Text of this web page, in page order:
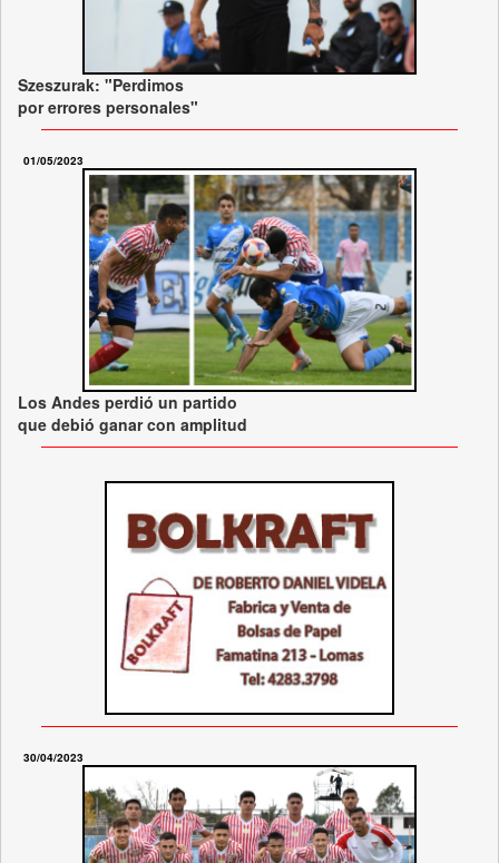
Szeszurak: "Perdimos
por errores personales"
01/05/2023
Los Andes perdió un partido
que debió ganar con amplitud
30/04/2023